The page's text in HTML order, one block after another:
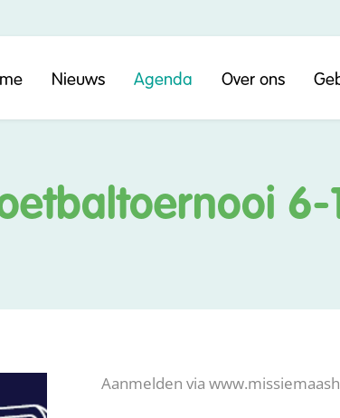
Nieuws Agenda Over ons
6-
Aanmelden via